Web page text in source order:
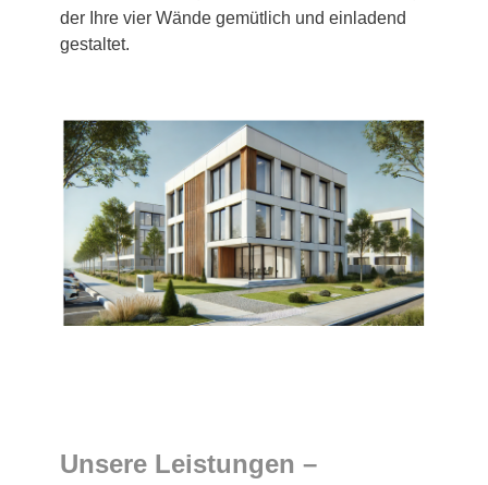
der Ihre vier Wände gemütlich und einladend
gestaltet.
Unsere Leistungen –